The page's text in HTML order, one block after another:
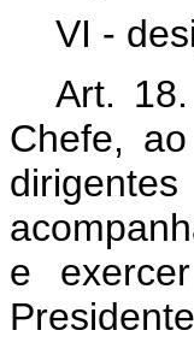
VI -
Art.
Chefe,
e